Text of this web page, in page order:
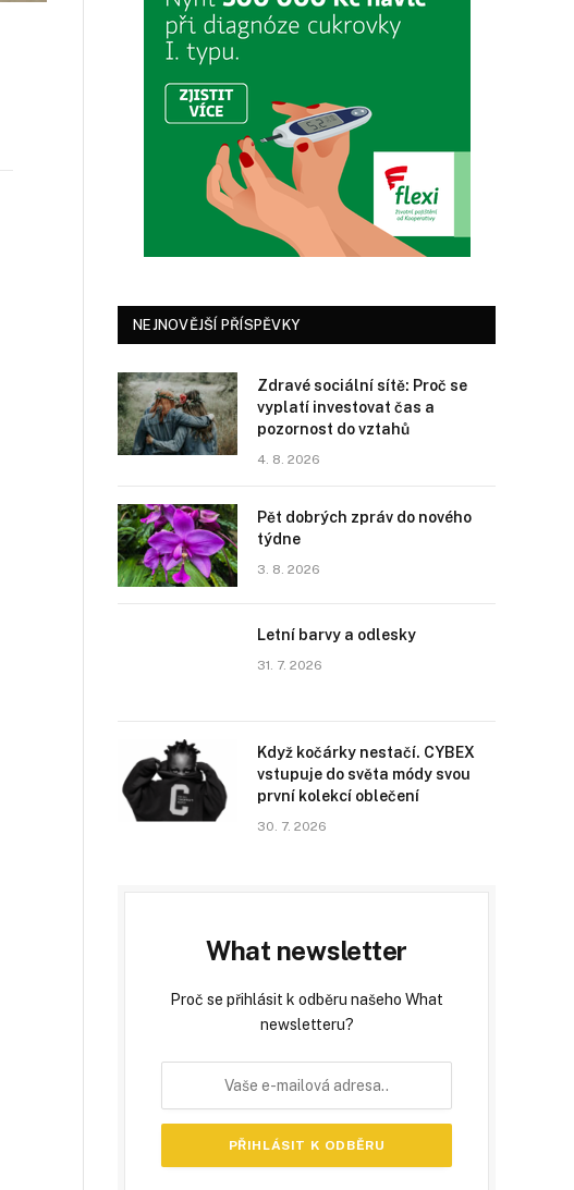
NEJNOVĚJŠÍ PŘÍSPĚVKY
Zdravé sociální sítě: Proč se
vyplatí investovat čas a
pozornost do vztahů
4. 8. 2026
Pět dobrých zpráv do nového
týdne
3. 8. 2026
Letní barvy a odlesky
31. 7. 2026
Když kočárky nestačí. CYBEX
vstupuje do světa módy svou
první kolekcí oblečení
30. 7. 2026
What newsletter
Proč se přihlásit k odběru našeho What
newsletteru?